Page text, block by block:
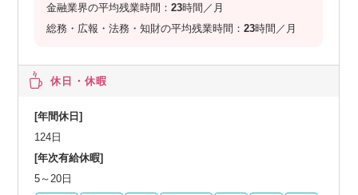
金融業界の平均残業時間：23時間／月
総務・広報・法務・知財の平均残業時間：23時間／月
休日・休暇
[年間休日]
124日
[年次有給休暇]
5～20日